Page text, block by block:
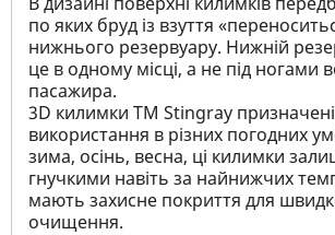
по яких бруд із взуття
нижнього резервуару. Нижній
це в одному місці, а не під ногами
пасажира.
3D килимки TM Stingray
використання в різних погодних
зима, осінь, весна, ці килимки
гнучкими навіть за найнижчих
мають захисне покриття для
очищення.